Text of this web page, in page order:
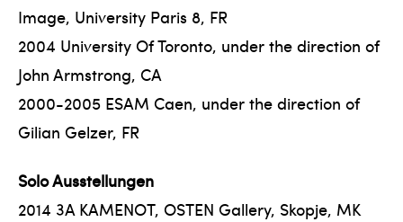
Image, University Paris 8, FR
2004 University Of Toronto, under the direction of
John Armstrong, CA
2000-2005 ESAM Caen, under the direction of
Gilian Gelzer, FR
Solo Ausstellungen
2014 3A KAMENOT, OSTEN Gallery, Skopje, MK